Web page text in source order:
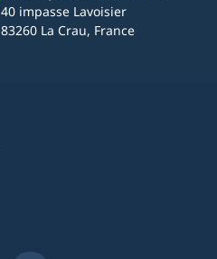
40 impasse Lavoisier
83260 La Crau, France